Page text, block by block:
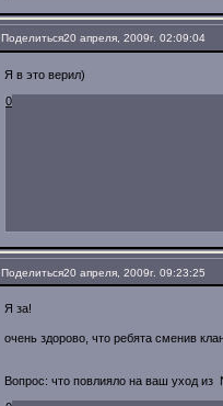
Поделиться20 апреля, 2009г. 02:09:04
Я в это верил)
0
Поделиться20 апреля, 2009г. 09:23:25
Я за!
очень здорово, что ребята сменив
Вопрос: что повлияло на ваш уход из